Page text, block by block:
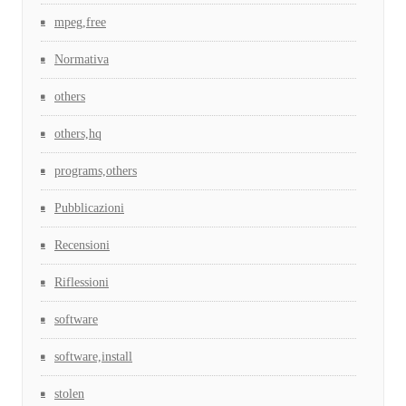
mpeg,free
Normativa
others
others,hq
programs,others
Pubblicazioni
Recensioni
Riflessioni
software
software,install
stolen